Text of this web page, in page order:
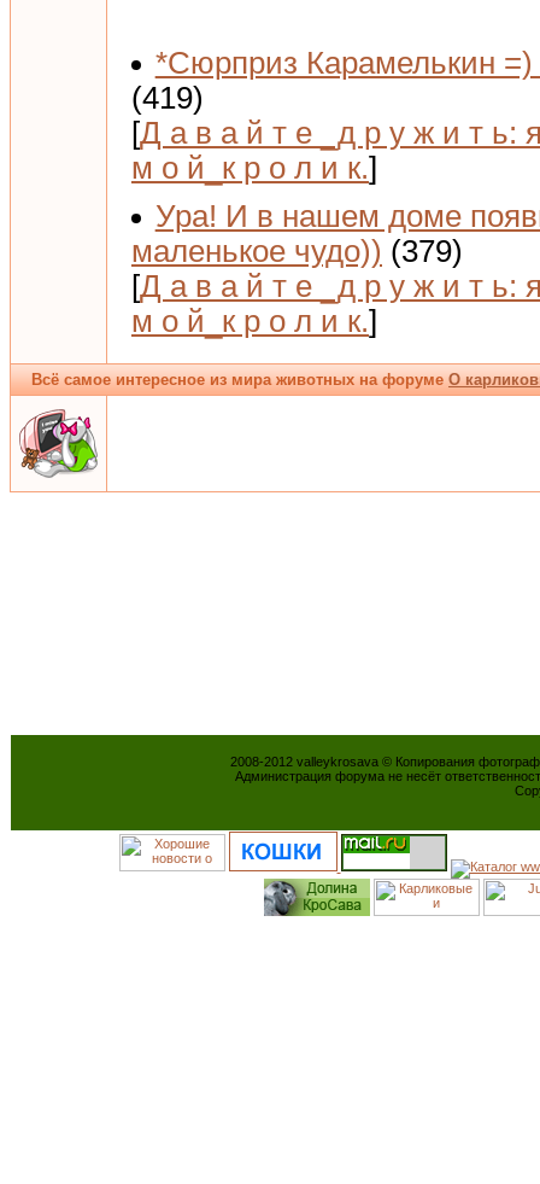
*Сюрприз Карамелькин =)
(419)
[Д а в а й т е _д р у ж и т ь:
м о й_к р о л и к.]
Ура! И в нашем доме
маленькое чудо)) (379)
[Д а в а й т е _д р у ж и т ь:
м о й_к р о л и к.]
Всё самое интересное из мира животных на форумеО
2008-2012 valleykrosava © Копирования
Администрация форума не несёт